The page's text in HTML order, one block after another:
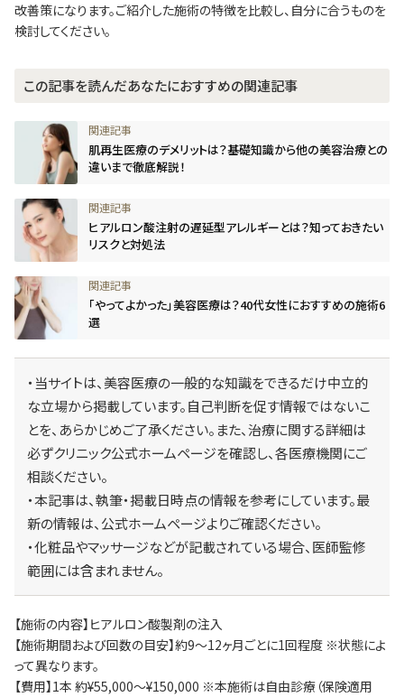
改善策になります。ご紹介した施術の特徴を比較し、自分に合うものを
検討してください。
この記事を読んだあなたにおすすめの関連記事
肌再生医療のデメリットは？基礎知識から他の美容治療との
違いまで徹底解説！
ヒアルロン酸注射の遅延型アレルギーとは？知っておきたい
リスクと対処法
「やってよかった」美容医療は？40代女性におすすめの施術6
選
・当サイトは、美容医療の一般的な知識をできるだけ中立的
な立場から掲載しています。自己判断を促す情報ではないこ
とを、あらかじめご了承ください。また、治療に関する詳細は
必ずクリニック公式ホームページを確認し、各医療機関にご
相談ください。
・本記事は、執筆・掲載日時点の情報を参考にしています。最
新の情報は、公式ホームページよりご確認ください。
・化粧品やマッサージなどが記載されている場合、医師監修
範囲には含まれません。
【施術の内容】ヒアルロン酸製剤の注入
【施術期間および回数の目安】約9～12ヶ月ごとに1回程度 ※状態によ
って異なります。
【費用】1本 約¥55,000～¥150,000 ※本施術は自由診療（保険適用